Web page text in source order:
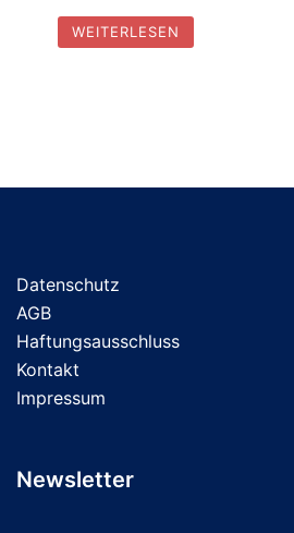
WEITERLESEN
Datenschutz
AGB
Haftungsausschluss
Kontakt
Impressum
Newsletter